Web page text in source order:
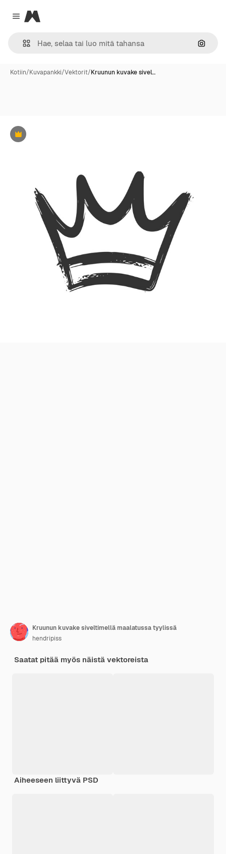
Close menu
Magnific
Hae
Kotiin/Kuvapankki/Vektorit/Kruunun kuvake sivel…
Premium
Kruunun kuvake siveltimellä maalatussa tyylissä
hendripiss
Saatat pitää myös näistä vektoreista
Aiheeseen liittyvä PSD